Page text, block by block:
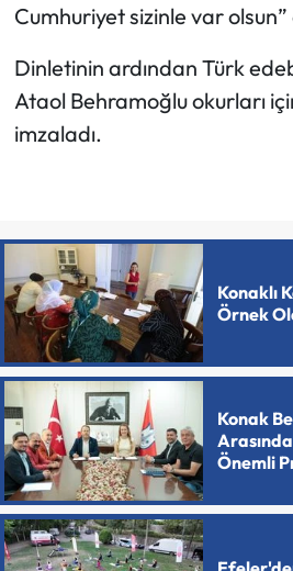
Cumhuriyet sizinle var
Dinletinin ardından Türk
Ataol Behramoğlu okurları
imzaladı.
Konaklı
Örnek
Konak
Önemli